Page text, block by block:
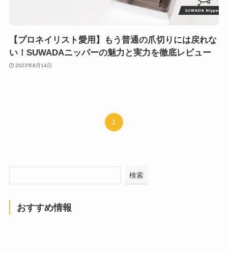
【プロネイリスト愛用】もう普通の爪切りには戻れな
い！SUWADAニッパーの魅力と実力を徹底レビュー
2022年8月14日
1
検索
おすすめ情報